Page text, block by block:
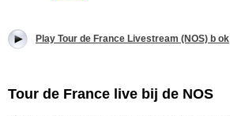
Play Tour de France Livestream (NOS) b ok
Tour de France live bij de NOS